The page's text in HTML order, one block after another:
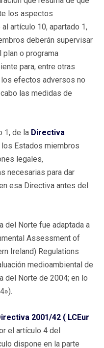
los aspectos
artículo 10, apartado 1,
deberán supervisar
o programa
para, entre otras
efectos adversos no
las medidas de
1, de la Directiva
los Estados miembros
legales,
necesarias para dar
esa Directiva antes del
del Norte fue adaptada a
Assessment of
Ireland) Regulations
medioambiental de
del Norte de 2004; en lo
2001/42 ( LCEur
el artículo 4 del
dispone en la parte